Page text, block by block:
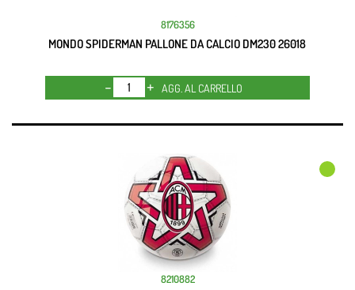
8176356
MONDO SPIDERMAN PALLONE DA CALCIO DM230 26018
Quantità
AGG. AL CARRELLO
8210882